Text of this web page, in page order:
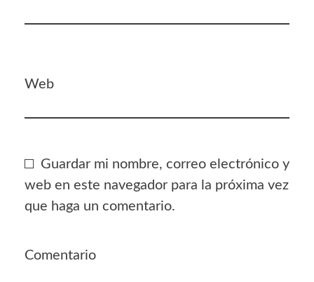
Web
Guardar mi nombre, correo electrónico y
web en este navegador para la próxima vez
que haga un comentario.
Comentario